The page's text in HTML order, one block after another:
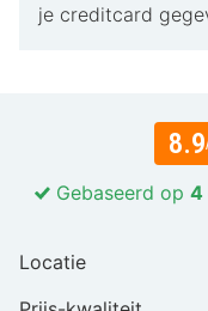
je creditcard
8.9
Gebaseerd op 4
Locatie